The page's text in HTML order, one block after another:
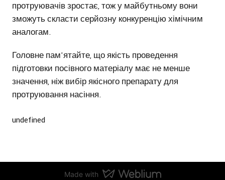
протруювачів зростає, тож у майбутньому вони
зможуть скласти серйозну конкуренцію хімічним
аналогам.
Головне пам'ятайте, що якість проведення
підготовки посівного матеріалу має не менше
значення, ніж вибір якісного препарату для
протруювання насіння.
undefined
Made with